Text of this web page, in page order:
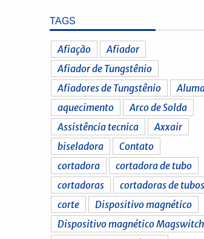
TAGS
Afiação
Afiador
Afiador de Tungstênio
Afiadores de Tungstênio
aquecimento
Arco de Solda
Assistência tecnica
Axxair
biseladora
Contato
cortadora
cortadora de tubo
cortadoras
cortadoras de tubos
corte
Dispositivo magnético
Dispositivo magnético Magswitch